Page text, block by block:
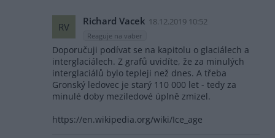
RV Richard Vacek 18.12.2019 10:52
Reaguje na vaber
Doporučuji podívat se na kapitolu o glaciálech a
interglaciálech. Z grafů uvidíte, že za minulých
interglaciálů bylo tepleji než dnes. A třeba
Gronský ledovec je starý 110 000 let - tedy za
minulé doby meziledové úplně zmizel.
https://en.wikipedia.org/wiki/Ice_age